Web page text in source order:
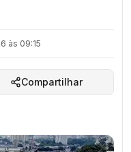
às 09:15
Compartilhar